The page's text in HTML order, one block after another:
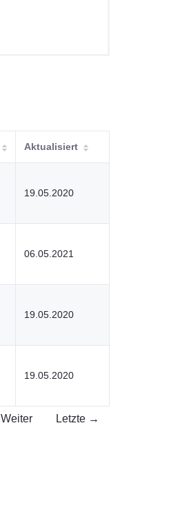
Aktualisiert
19.05.2020
06.05.2021
19.05.2020
19.05.2020
Weiter Letzte →